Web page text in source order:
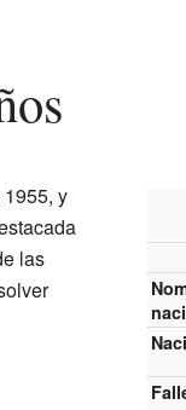
y
las